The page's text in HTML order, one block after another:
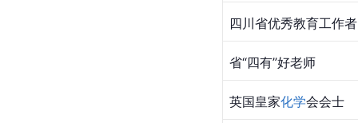
四川省优秀教育工作者
省“四有”好老师
英国皇家化学会会士